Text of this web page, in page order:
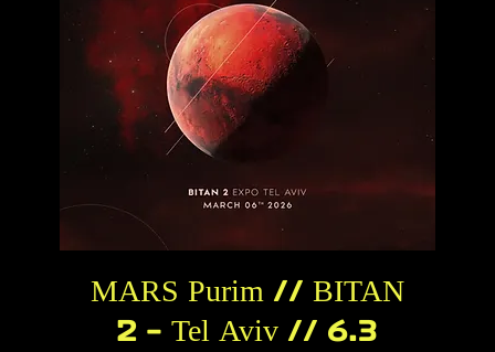
MARS Purim // BITAN
2 - Tel Aviv // 6.3